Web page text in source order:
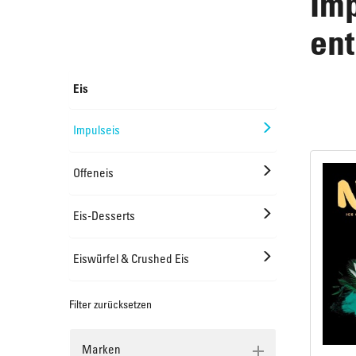
Runde Kuchen & Plattenkuchen
Süßes Kleingebäck
Eis
Impulseis
Offeneis
Eis-Desserts
Eiswürfel & Crushed Eis
Filter zurücksetzen
Marken